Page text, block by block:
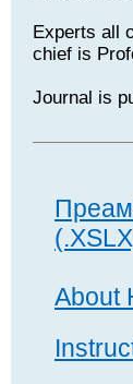
Experts all
chief is
Journal is
About